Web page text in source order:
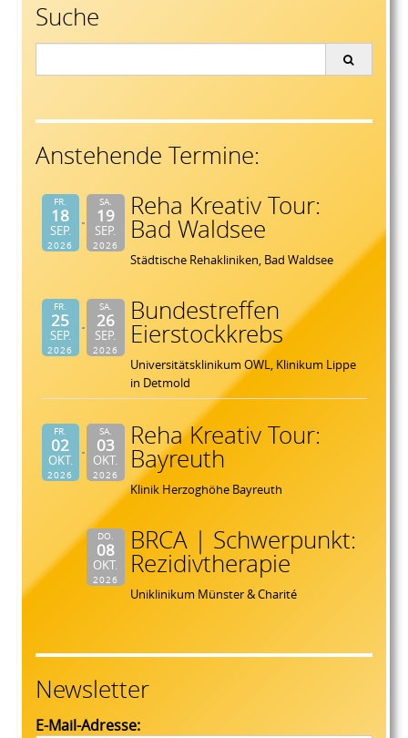
Suche
Anstehende Termine:
FR.
18
SEP.
2026
SA.
19
SEP.
2026
Reha Kreativ Tour:
Bad Waldsee
Städtische Rehakliniken, Bad Waldsee
FR.
25
SEP.
2026
SA.
26
SEP.
2026
Bundestreffen
Eierstockkrebs
Universitätsklinikum OWL, Klinikum Lippe
in Detmold
FR.
02
OKT.
2026
SA.
03
OKT.
2026
Reha Kreativ Tour:
Bayreuth
Klinik Herzoghöhe Bayreuth
DO.
08
OKT.
2026
BRCA | Schwerpunkt:
Rezidivtherapie
Uniklinikum Münster & Charité
Newsletter
E-Mail-Adresse: